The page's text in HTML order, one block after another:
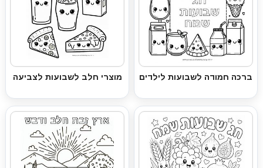
ברכה חמודה לשבועות לילדים מוצרי חלב לשבועות לצביעה